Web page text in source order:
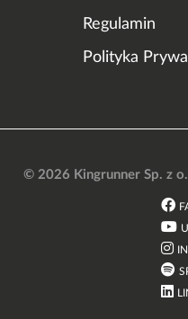
Regulamin
Polityka
© 2026 Kingrunner Sp. z